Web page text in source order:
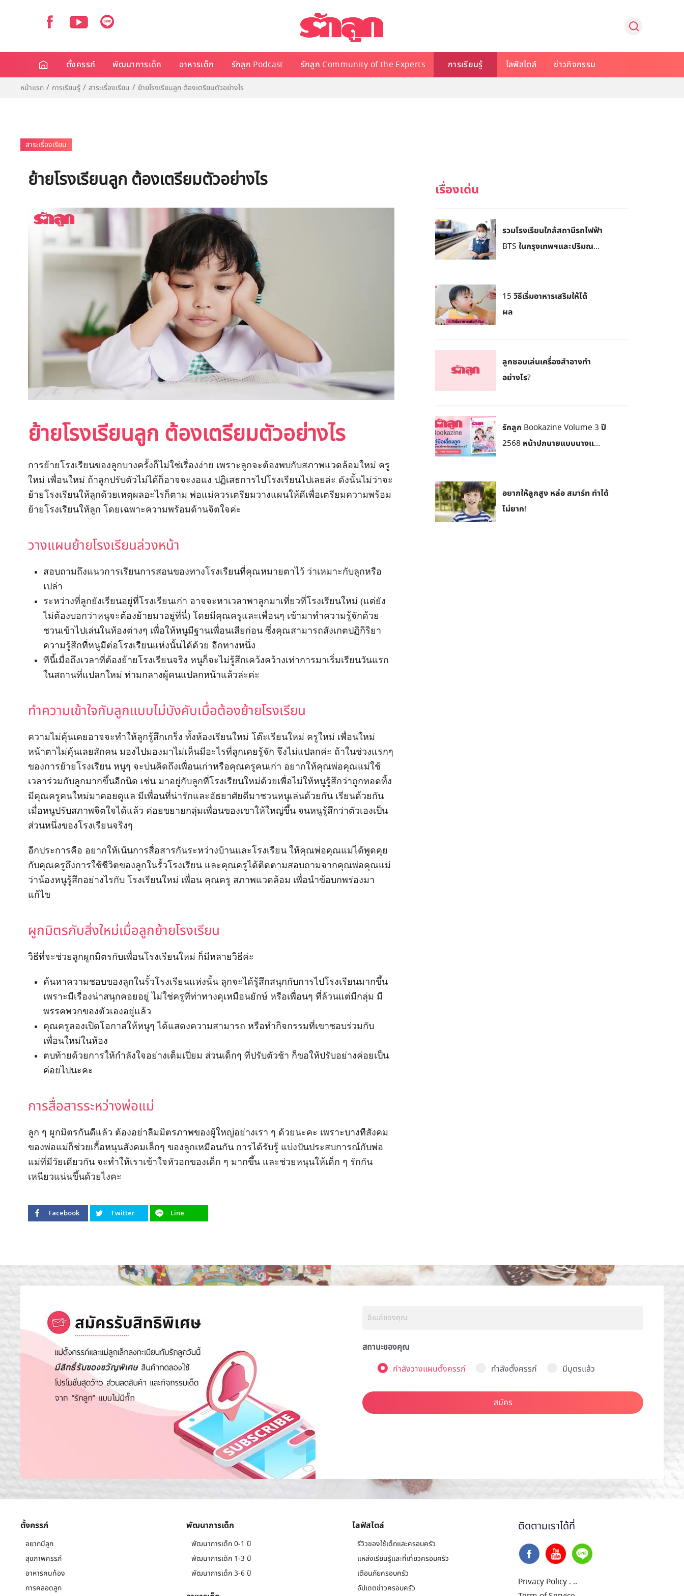
ตั้งครรภ์ พัฒนาการเด็ก อาหารเด็ก รักลูก Podcast รักลูก Community of the Experts การเรียนรู้ ไลฟ์สไตล์ ข่าวกิจกรรม
หน้าแรก การเรียนรู้ สาระเรื่องเรียน ย้ายโรงเรียนลูก ต้องเตรียมตัวอย่างไร
สาระเรื่องเรียน
ย้ายโรงเรียนลูก ต้องเตรียมตัวอย่างไร
ย้ายโรงเรียนลูก ต้องเตรียมตัวอย่างไร
การย้ายโรงเรียนของลูกบางครั้งก็ไม่ใช่เรื่องง่าย เพราะลูกจะต้องพบกับสภาพแวดล้อมใหม่ ครู
ใหม่ เพื่อนใหม่ ถ้าลูกปรับตัวไม่ได้ก็อาจจะงอแง ปฏิเสธการไปโรงเรียนไปเลยล่ะ ดังนั้นไม่ว่าจะ
ย้ายโรงเรียนให้ลูกด้วยเหตุผลอะไรก็ตาม พ่อแม่ควรเตรียมวางแผนให้ดีเพื่อเตรียมความพร้อม
ย้ายโรงเรียนให้ลูก โดยเฉพาะความพร้อมด้านจิตใจค่ะ
วางแผนย้ายโรงเรียนล่วงหน้า
สอบถามถึงแนวการเรียนการสอนของทางโรงเรียนที่คุณหมายตาไว้ ว่าเหมาะกับลูกหรือ
เปล่า
ระหว่างที่ลูกยังเรียนอยู่ที่โรงเรียนเก่า อาจจะหาเวลาพาลูกมาเที่ยวที่โรงเรียนใหม่ (แต่ยัง
ไม่ต้องบอกว่าหนูจะต้องย้ายมาอยู่ที่นี่) โดยมีคุณครูและเพื่อนๆ เข้ามาทำความรู้จักด้วย
ชวนเข้าไปเล่นในห้องต่างๆ เพื่อให้หนูมีฐานเพื่อนเสียก่อน ซึ่งคุณสามารถสังเกตปฏิกิริยา
ความรู้สึกที่หนูมีต่อโรงเรียนแห่งนั้นได้ด้วย อีกทางหนึ่ง
ทีนี้เมื่อถึงเวลาที่ต้องย้ายโรงเรียนจริง หนูก็จะไม่รู้สึกเคว้งคว้างเท่าการมาเริ่มเรียนวันแรก
ในสถานที่แปลกใหม่ ท่ามกลางผู้คนแปลกหน้าแล้วล่ะค่ะ
ทำความเข้าใจกับลูกแบบไม่บังคับเมื่อต้องย้ายโรงเรียน
ความไม่คุ้นเคยอาจจะทำให้ลูกรู้สึกเกร็ง ทั้งห้องเรียนใหม่ โต๊ะเรียนใหม่ ครูใหม่ เพื่อนใหม่
หน้าตาไม่คุ้นเลยสักคน มองไปมองมาไม่เห็นมีอะไรที่ลูกเคยรู้จัก จึงไม่แปลกค่ะ ถ้าในช่วงแรกๆ
ของการย้ายโรงเรียน หนูๆ จะบ่นคิดถึงเพื่อนเก่าหรือคุณครูคนเก่า อยากให้คุณพ่อคุณแม่ใช้
เวลาร่วมกับลูกมากขึ้นอีกนิด เช่น มาอยู่กับลูกที่โรงเรียนใหม่ด้วยเพื่อไม่ให้หนูรู้สึกว่าถูกทอดทิ้ง
มีคุณครูคนใหม่มาคอยดูแล มีเพื่อนที่น่ารักและอัธยาศัยดีมาชวนหนูเล่นด้วยกัน เรียนด้วยกัน
เมื่อหนูปรับสภาพจิตใจได้แล้ว ค่อยขยายกลุ่มเพื่อนของเขาให้ใหญ่ขึ้น จนหนูรู้สึกว่าตัวเองเป็น
ส่วนหนึ่งของโรงเรียนจริงๆ
อีกประการคือ อยากให้เน้นการสื่อสารกันระหว่างบ้านและโรงเรียน ให้คุณพ่อคุณแม่ได้พูดคุย
กับคุณครูถึงการใช้ชีวิตของลูกในรั้วโรงเรียน และคุณครูได้ติดตามสอบถามจากคุณพ่อคุณแม่
ว่าน้องหนูรู้สึกอย่างไรกับ โรงเรียนใหม่ เพื่อน คุณครู สภาพแวดล้อม เพื่อนำข้อบกพร่องมา
แก้ไข
ผูกมิตรกับสิ่งใหม่เมื่อลูกย้ายโรงเรียน
วิธีที่จะช่วยลูกผูกมิตรกับเพื่อนโรงเรียนใหม่ ก็มีหลายวิธีค่ะ
ค้นหาความชอบของลูกในรั้วโรงเรียนแห่งนั้น ลูกจะได้รู้สึกสนุกกับการไปโรงเรียนมากขึ้น
เพราะมีเรื่องน่าสนุกคอยอยู่ ไม่ใช่ครูที่ท่าทางดุเหมือนยักษ์ หรือเพื่อนๆ ที่ล้วนแต่มีกลุ่ม มี
พรรคพวกของตัวเองอยู่แล้ว
คุณครูลองเปิดโอกาสให้หนูๆ ได้แสดงความสามารถ หรือทำกิจกรรมที่เขาชอบร่วมกับ
เพื่อนใหม่ในห้อง
ตบท้ายด้วยการให้กำลังใจอย่างเต็มเปี่ยม ส่วนเด็กๆ ที่ปรับตัวช้า ก็ขอให้ปรับอย่างค่อยเป็น
ค่อยไปนะคะ
การสื่อสารระหว่างพ่อแม่
ลูก ๆ ผูกมิตรกันดีแล้ว ต้องอย่าลืมมิตรภาพของผู้ใหญ่อย่างเรา ๆ ด้วยนะคะ เพราะบางทีสังคม
ของพ่อแม่ก็ช่วยเกื้อหนุนสังคมเล็กๆ ของลูกเหมือนกัน การได้รับรู้ แบ่งปันประสบการณ์กับพ่อ
แม่ที่มีวัยเดียวกัน จะทำให้เราเข้าใจหัวอกของเด็ก ๆ มากขึ้น และช่วยหนุนให้เด็ก ๆ รักกัน
เหนียวแน่นขึ้นด้วยไงคะ
Facebook Twitter Line
รวมโรงเรียนใกล้สถานีรถไฟฟ้า
BTS ในกรุงเทพฯและปริมณ...
15 วิธีเริ่มอาหารเสริมให้ได้
ผล
ลูกชอบเล่นเครื่องสำอางทำ
อย่างไร?
รักลูก Bookazine Volume 3 ปี
2568 หน้าปกนายแบบนางแ...
อยากให้ลูกสูง หล่อ สมาร์ท ทำได้
ไม่ยาก!
สถานะของคุณ
กำลังวางแผนตั้งครรภ์
กำลังตั้งครรภ์ มีบุตรแล้ว
สมัคร
ตั้งครรภ์
อยากมีลูก
สุขภาพครรภ์
อาหารคนท้อง
การคลอดลูก
พัฒนาการเด็ก
พัฒนาการเด็ก 0-1 ปี
พัฒนาการเด็ก 1-3 ปี
พัฒนาการเด็ก 3-6 ปี
ไลฟ์สไตล์
รีวิวของใช้เด็กและครอบครัว
แหล่งเรียนรู้และที่เที่ยวครอบครัว
เตือนภัยครอบครัว
อัปเดตข่าวครอบครัว
ติดตามเราได้ที่
Privacy Policy . ..